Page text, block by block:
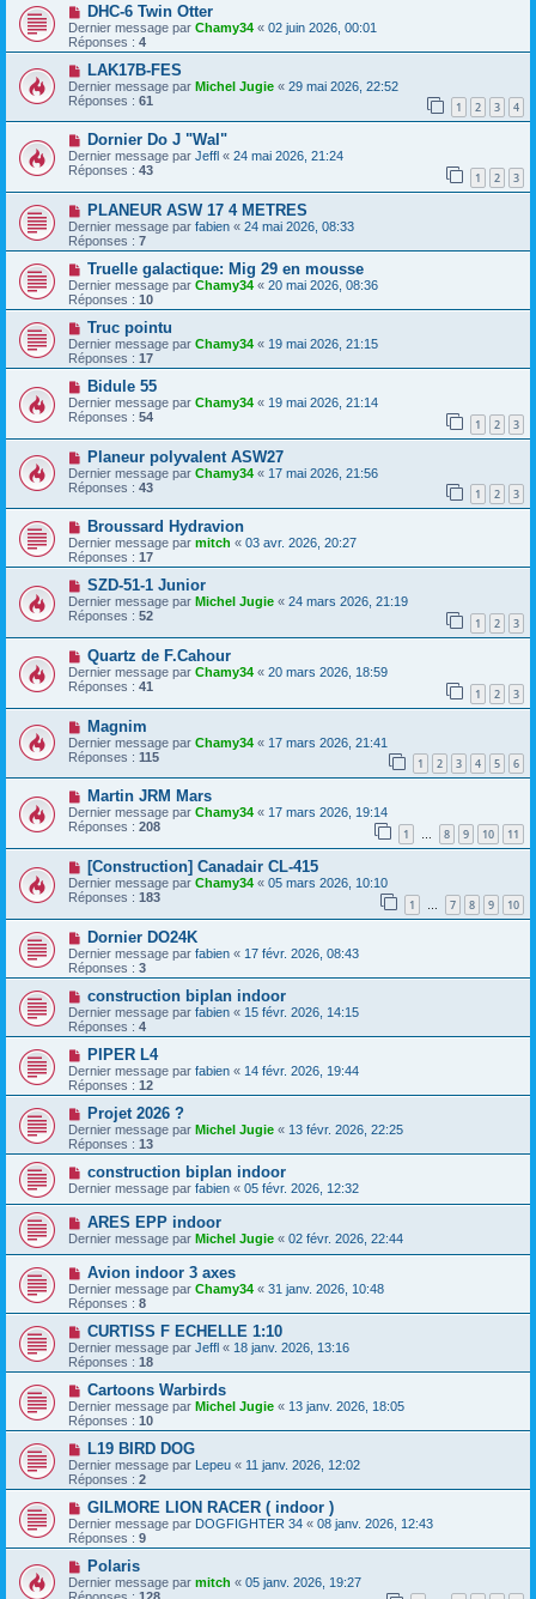
DHC-6 Twin Otter
Dernier message par Chamy34 « 02 juin 2026, 00:01
Réponses : 4
LAK17B-FES
Dernier message par Michel Jugie « 29 mai 2026, 22:52
Réponses : 61 1 2 3 4
Dornier Do J "Wal"
Dernier message par Jeffl « 24 mai 2026, 21:24
Réponses : 43 1 2 3
PLANEUR ASW 17 4 METRES
Dernier message par fabien « 24 mai 2026, 08:33
Réponses : 7
Truelle galactique: Mig 29 en mousse
Dernier message par Chamy34 « 20 mai 2026, 08:36
Réponses : 10
Truc pointu
Dernier message par Chamy34 « 19 mai 2026, 21:15
Réponses : 17
Bidule 55
Dernier message par Chamy34 « 19 mai 2026, 21:14
Réponses : 54 1 2 3
Planeur polyvalent ASW27
Dernier message par Chamy34 « 17 mai 2026, 21:56
Réponses : 43 1 2 3
Broussard Hydravion
Dernier message par mitch « 03 avr. 2026, 20:27
Réponses : 17
SZD-51-1 Junior
Dernier message par Michel Jugie « 24 mars 2026, 21:19
Réponses : 52 1 2 3
Quartz de F.Cahour
Dernier message par Chamy34 « 20 mars 2026, 18:59
Réponses : 41 1 2 3
Magnim
Dernier message par Chamy34 « 17 mars 2026, 21:41
Réponses : 115 1 2 3 4 5 6
Martin JRM Mars
Dernier message par Chamy34 « 17 mars 2026, 19:14
Réponses : 208 1 … 8 9 10 11
[Construction] Canadair CL-415
Dernier message par Chamy34 « 05 mars 2026, 10:10
Réponses : 183 1 … 7 8 9 10
Dornier DO24K
Dernier message par fabien « 17 févr. 2026, 08:43
Réponses : 3
construction biplan indoor
Dernier message par fabien « 15 févr. 2026, 14:15
Réponses : 4
PIPER L4
Dernier message par fabien « 14 févr. 2026, 19:44
Réponses : 12
Projet 2026 ?
Dernier message par Michel Jugie « 13 févr. 2026, 22:25
Réponses : 13
construction biplan indoor
Dernier message par fabien « 05 févr. 2026, 12:32
ARES EPP indoor
Dernier message par Michel Jugie « 02 févr. 2026, 22:44
Avion indoor 3 axes
Dernier message par Chamy34 « 31 janv. 2026, 10:48
Réponses : 8
CURTISS F ECHELLE 1:10
Dernier message par Jeffl « 18 janv. 2026, 13:16
Réponses : 18
Cartoons Warbirds
Dernier message par Michel Jugie « 13 janv. 2026, 18:05
Réponses : 10
L19 BIRD DOG
Dernier message par Lepeu « 11 janv. 2026, 12:02
Réponses : 2
GILMORE LION RACER ( indoor )
Dernier message par DOGFIGHTER 34 « 08 janv. 2026, 12:43
Réponses : 9
Polaris
Dernier message par mitch « 05 janv. 2026, 19:27